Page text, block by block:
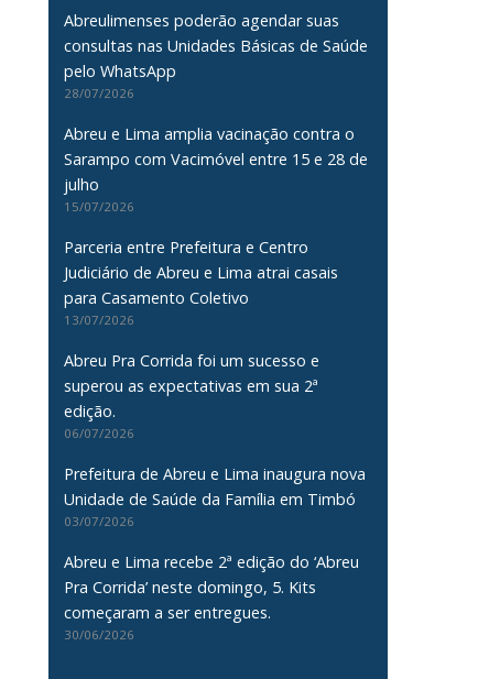
Abreulimenses poderão agendar suas
consultas nas Unidades Básicas de Saúde
pelo WhatsApp
28/07/2026
Abreu e Lima amplia vacinação contra o
Sarampo com Vacimóvel entre 15 e 28 de
julho
15/07/2026
Parceria entre Prefeitura e Centro
Judiciário de Abreu e Lima atrai casais
para Casamento Coletivo
13/07/2026
Abreu Pra Corrida foi um sucesso e
superou as expectativas em sua 2ª
edição.
06/07/2026
Prefeitura de Abreu e Lima inaugura nova
Unidade de Saúde da Família em Timbó
03/07/2026
Abreu e Lima recebe 2ª edição do ‘Abreu
Pra Corrida’ neste domingo, 5. Kits
começaram a ser entregues.
30/06/2026